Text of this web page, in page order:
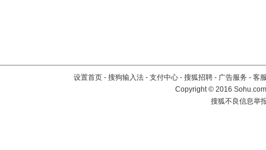
设置首页 - 搜狗输入法 - 支付中心 - 搜狐招聘 - 广告服务 - 客
Copyright©2016
搜狐不良信息举